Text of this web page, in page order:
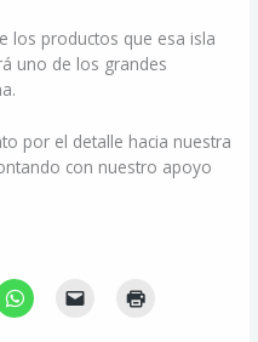
los productos que esa isla
uno de los grandes
por el detalle hacia nuestra
con nuestro apoyo